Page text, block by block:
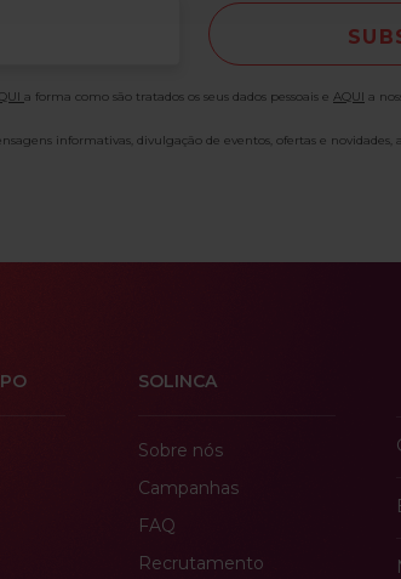
a forma como são tratados os seus dados pessoais e AQUI a
informativas, divulgação de eventos, ofertas e novidades,
SOLINCA
Sobre nós
Campanhas
FAQ
Recrutamento